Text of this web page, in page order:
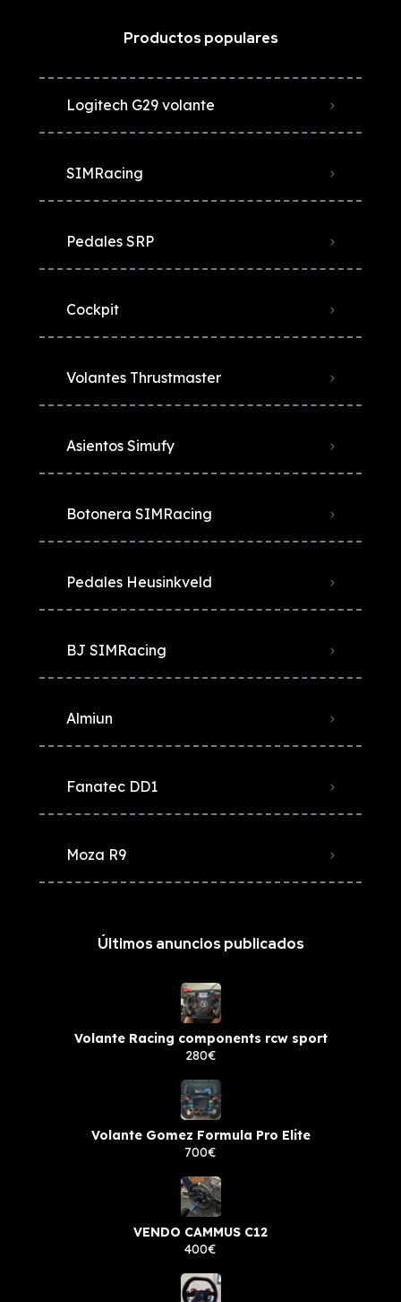
Productos populares
Logitech G29 volante
SIMRacing
Pedales SRP
Cockpit
Volantes Thrustmaster
Asientos Simufy
Botonera SIMRacing
Pedales Heusinkveld
BJ SIMRacing
Almiun
Fanatec DD1
Moza R9
Últimos anuncios publicados
Volante Racing components rcw sport
280€
Volante Gomez Formula Pro Elite
700€
VENDO CAMMUS C12
400€